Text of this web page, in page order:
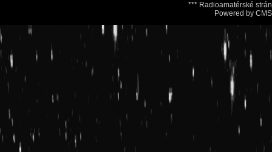
*** Radioamatérské
Powered by